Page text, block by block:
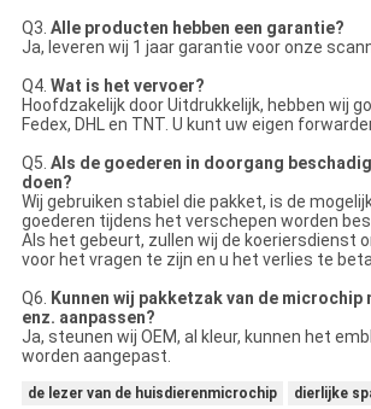
Q3. Alle producten hebben een garantie?
Ja, leveren wij 1 jaar garantie voor onze
Q4. Wat is het vervoer?
Hoofdzakelijk door Uitdrukkelijk, hebben wij
Fedex, DHL en TNT. U kunt uw eigen
Q5. Als de goederen in doorgang
doen?
Wij gebruiken stabiel die pakket, is de
goederen tijdens het verschepen worden
Als het gebeurt, zullen wij de koeriersdienst
voor het vragen te zijn en u het verlies te
Q6. Kunnen wij pakketzak van de microchip
enz. aanpassen?
Ja, steunen wij OEM, al kleur, kunnen het
worden aangepast.
de lezer van de huisdierenmicrochip
dierlijke